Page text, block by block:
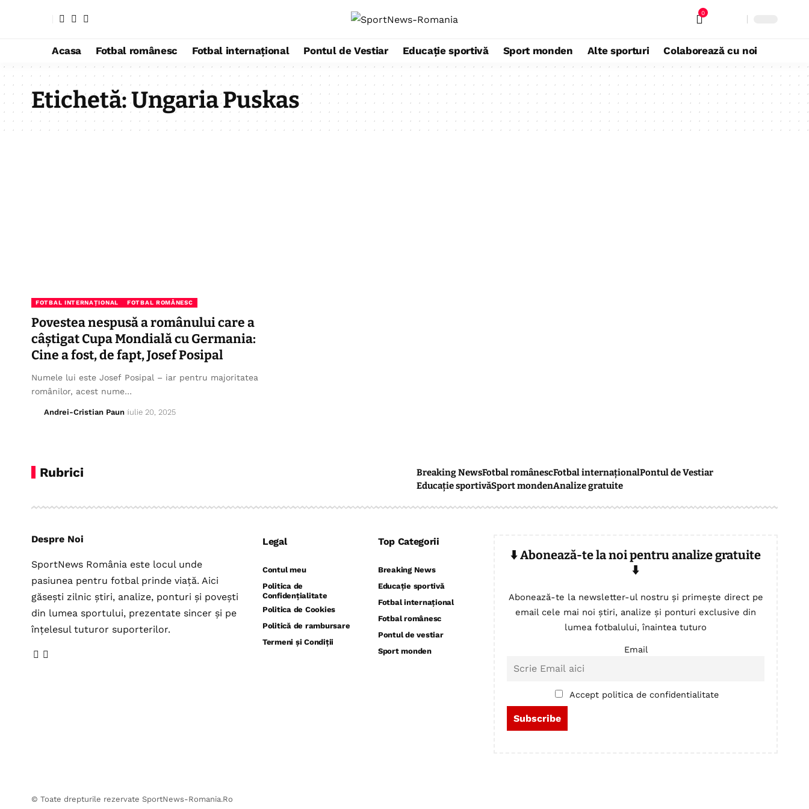
0
Acasa Fotbal românesc Fotbal internațional Pontul de Vestiar Educație sportivă Sport monden Alte sporturi Colaborează cu noi
Etichetă:Ungaria Puskas
FOTBAL INTERNAȚIONAL FOTBAL ROMÂNESC
Povestea nespusă a românului care a
câștigat Cupa Mondială cu Germania:
Cine a fost, de fapt, Josef Posipal
Numele lui este Josef Posipal – iar pentru majoritatea
românilor, acest nume…
Andrei-Cristian Paun iulie 20, 2025
Rubrici Breaking NewsFotbal românescFotbal internaționalPontul de Vestiar
Educație sportivăSport mondenAnalize gratuite
Despre Noi
SportNews România este locul unde
pasiunea pentru fotbal prinde viață. Aici
găsești zilnic știri, analize, ponturi și povești
din lumea sportului, prezentate sincer și pe
înțelesul tuturor suporterilor.
Legal
Contul meu
Politica de
Confidențialitate
Politica de Cookies
Politică de rambursare
Termeni și Condiții
Top Categorii
Breaking News
Educație sportivă
Fotbal internațional
Fotbal românesc
Pontul de vestiar
Sport monden
⬇️ Abonează-te la noi pentru analize gratuite
⬇️
Abonează-te la newsletter-ul nostru și primește direct pe
email cele mai noi știri, analize și ponturi exclusive din
lumea fotbalului, înaintea tuturo
Email
Accept politica de confidentialitate
© Toate drepturile rezervate SportNews-Romania.Ro